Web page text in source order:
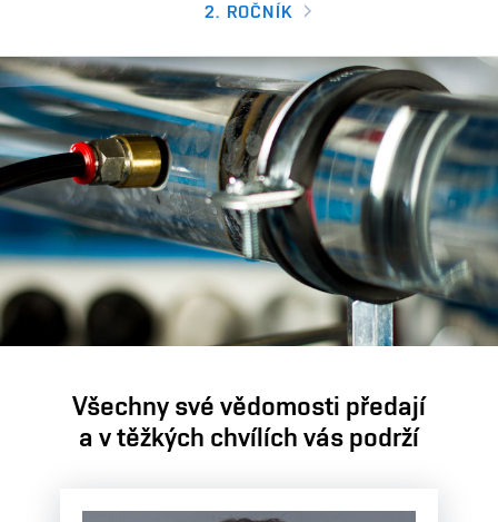
2. ROČNÍK
Všechny své vědomosti předají
a v těžkých chvílích vás podrží